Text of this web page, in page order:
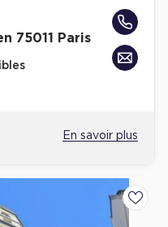
75011 Paris
En savoir plus